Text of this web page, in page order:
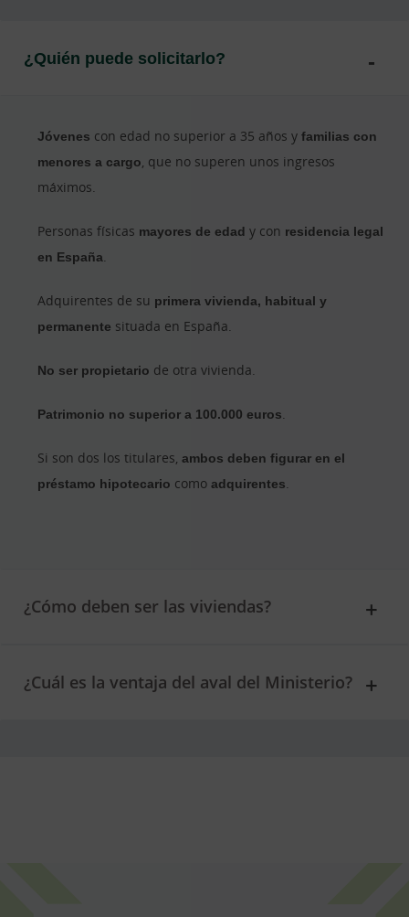
¿Quién puede solicitarlo?
Jóvenes con edad no superior a 35 años y familias con
menores a cargo, que no superen unos ingresos
máximos.
Personas físicas mayores de edad y con residencia legal
en España.
Adquirentes de su primera vivienda, habitual y
permanente situada en España.
No ser propietario de otra vivienda.
Patrimonio no superior a 100.000 euros.
Si son dos los titulares, ambos deben figurar en el
préstamo hipotecario como adquirentes.
¿Cómo deben ser las viviendas?
¿Cuál es la ventaja del aval del Ministerio?